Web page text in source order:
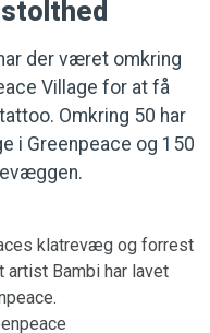
der været omkring
Village for at få
Omkring 50 har
i Greenpeace og 150
klatrevæg og forrest
Bambi har lavet